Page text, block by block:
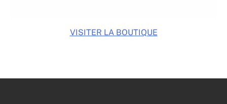
VISITER LA BOUTIQUE